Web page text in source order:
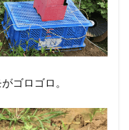
ゴロゴロ。